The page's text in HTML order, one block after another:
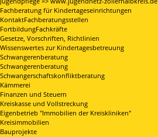
Fachberatung für Kindertageseinrichtungen
KontaktFachberatungsstellen
FortbildungFachkräfte
Gesetze, Vorschriften, Richtlinien
Wissenswertes zur Kindertagesbetreuung
Schwangerenberatung
Schwangerenberatung
Schwangerschaftskonfliktberatung
Kämmerei
Finanzen und Steuern
Kreiskasse und Vollstreckung
Eigenbetrieb "Immobilien der Kreiskliniken"
Kreisimmobilien
Bauprojekte